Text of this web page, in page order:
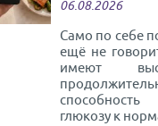
06.08.2026
Само по себе
ещё не
имеют
глюкозу к